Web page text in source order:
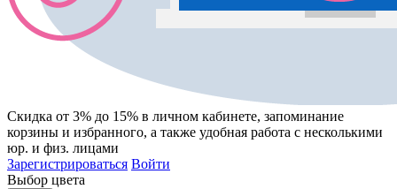
Скидка от 3% до 15% в личном кабинете, запоминание
корзины и избранного, а также удобная работа с несколькими
юр. и физ. лицами
Зарегистрироваться Войти
Выбор цвета